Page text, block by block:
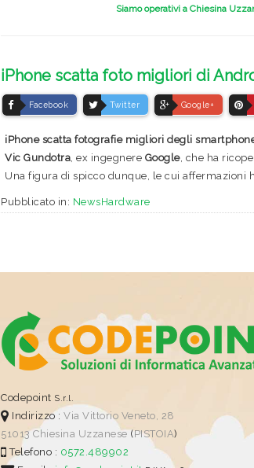
Siamo operativi a Chiesina
iPhone scatta foto migliori di
Facebook Twitter Google+
iPhone scatta fotografie migliori degli
Vic Gundotra, ex ingegnere Google, che ha
Una figura di spicco dunque, le cui affermazioni
Pubblicato in: NewsHardware
Codepoint S.r.l.
Indirizzo : Via Vittorio Veneto, 28
51013 Chiesina Uzzanese (PISTOIA)
Telefono : 0572.489902